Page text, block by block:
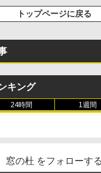
￥1,600
New Amazon Kindle
き、グラファイト
￥115,980
トップページに戻る
キング
24時間 1週間
窓の杜 をフォローする